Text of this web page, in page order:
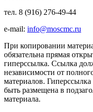
тел. 8 (916) 276-49-44
e-mail: info@moscmc.ru
При копировании
обязательна прямая
гиперссылка. Ссылка
независимости от
материалов.
быть размещена в
материала.